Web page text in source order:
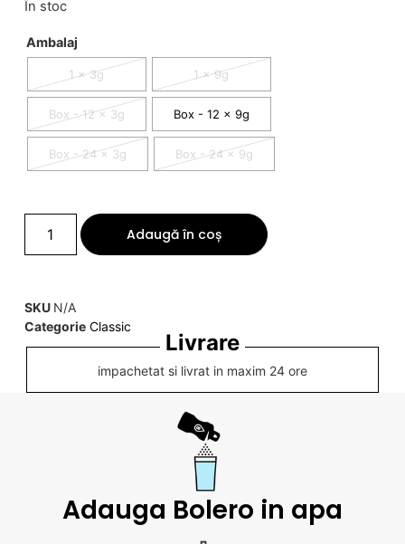
În stoc
Ambalaj
1 x 3g 1 x 9g
Box - 12 x 3g Box - 12 x 9g
Box - 24 x 3g Box - 24 x 9g
Adaugă în coș
SKU N/A
Categorie Classic
Livrare
impachetat si livrat in maxim 24 ore
Adauga Bolero in apa